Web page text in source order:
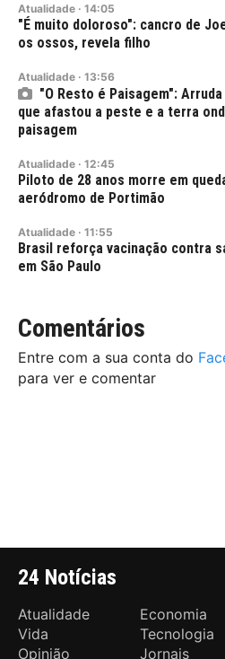
Atualidade · 14:05
"É muito doloroso": cancro de
os ossos, revela filho
Atualidade · 13:56
"O Resto é Paisagem":
que afastou a peste e a terra
paisagem
Atualidade · 12:45
Piloto de 28 anos morre em
aeródromo de Portimão
Atualidade · 11:55
Brasil reforça vacinação contra
em São Paulo
Comentários
Entre com a sua conta do
para ver e comentar
24 Notícias
Atualidade Economia
Vida
Tecnologia
Opinião
Jornais